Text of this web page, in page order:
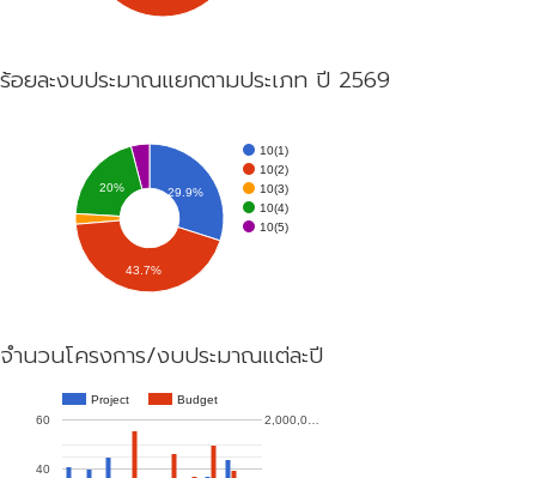
ร้อยละงบประมาณแยกตามประเภท ปี 2569
10(1)
10(2)
10(3)
10(4)
10(5)
29.9%
20%
43.7%
จำนวนโครงการ/งบประมาณแต่ละปี
Project Budget
40
60 2,000,0…